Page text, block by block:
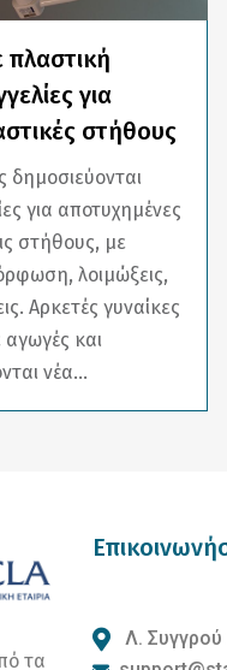
πλαστική
για
στήθους
δημοσιεύονται
για αποτυχημένες
στήθους, με
λοιμώξεις,
Αρκετές γυναίκες
και
νέα...
τα
Λ.